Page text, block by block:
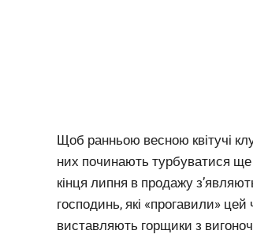
Щоб ранньою весною квітучі
них починають турбуватися ще
кінця липня в продажу
господинь, які «прогавили» цей
виставляють горщики з